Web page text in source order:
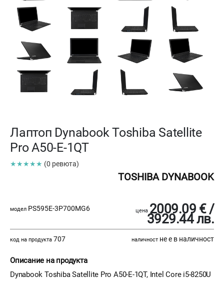
Лаптоп Dynabook Toshiba Satellite
Pro A50-E-1QT
★★★★★ (0 ревюта)
TOSHIBA DYNABOOK
модел PS595E-3P700MG6 цена 2009.09 € /
3929.44 лв.
код на продукта 707 наличност не е в наличност
Описание на продукта
Dynabook Toshiba Satellite Pro A50-E-1QT, Intel Core i5-8250U